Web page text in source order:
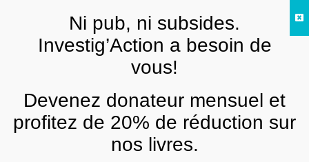
Le Journal de l’Afrique n°25: focus sur
le Gabon
OLIVIER NDENKOP ET CARLOS SIÉLENOU
FRNi pub, ni subsides.
Investig’Action a besoin de
vous!
Devenez donateur mensuel et
profitez de 20% de réduction sur
nos livres.